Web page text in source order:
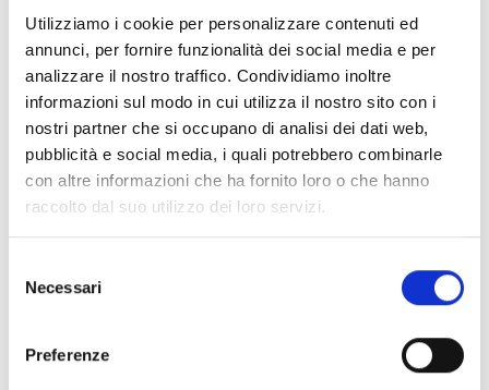
Utilizziamo i cookie per personalizzare contenuti ed
annunci, per fornire funzionalità dei social media e per
analizzare il nostro traffico. Condividiamo inoltre
informazioni sul modo in cui utilizza il nostro sito con i
nostri partner che si occupano di analisi dei dati web,
pubblicità e social media, i quali potrebbero combinarle
con altre informazioni che ha fornito loro o che hanno
raccolto dal suo utilizzo dei loro servizi.
delNecessari
Preferenze
Telefono
Email
Motivo del contatto
Controllo umano: riportare la somma dei due numeri
1 + 6 =